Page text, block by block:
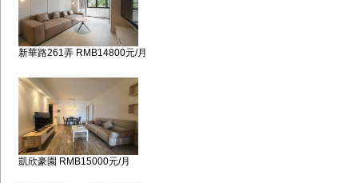
新華路261弄 RMB14800元/月
凱欣豪園 RMB15000元/月